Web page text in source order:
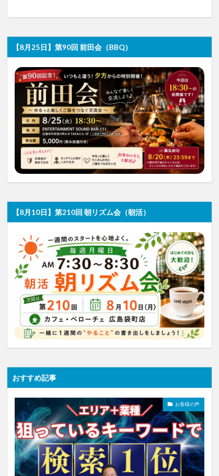
【8月25日】第90回 前田会（BBQ）
【8月10日】第210回 朝リズム会（朝活）
おすすめ記事
お客様の声